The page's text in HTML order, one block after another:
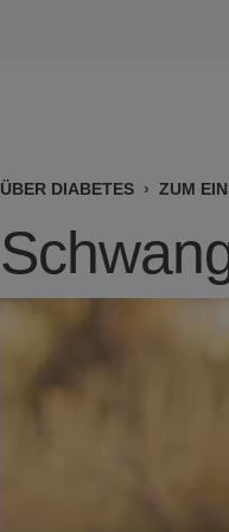
ÜBER DIABETES ZUM